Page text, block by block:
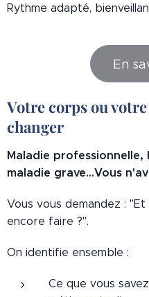
Rythme adapté,
En
Votre corps ou
changer
Maladie
maladie grave...Vous
Vous vous demandez :
encore faire ?".
On identifie ensemble :
Ce que vous